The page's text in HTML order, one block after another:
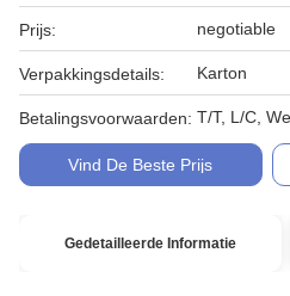
Prijs: negotiable
Verpakkingsdetails: Karton
Betalingsvoorwaarden: T/T, L/C,
Vind De Beste Prijs
Gedetailleerde Informatie